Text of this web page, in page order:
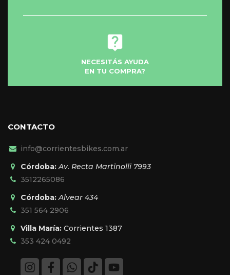
NECESITÁS AYUDA
EN TU COMPRA?
CONTACTO
info@corrientesbikes.com.ar
Córdoba:Av. Recta Martinolli 7993
3512265086
Córdoba:Alvear 434
351 564 2906
Villa María: Corrientes 1387
353 424 0492